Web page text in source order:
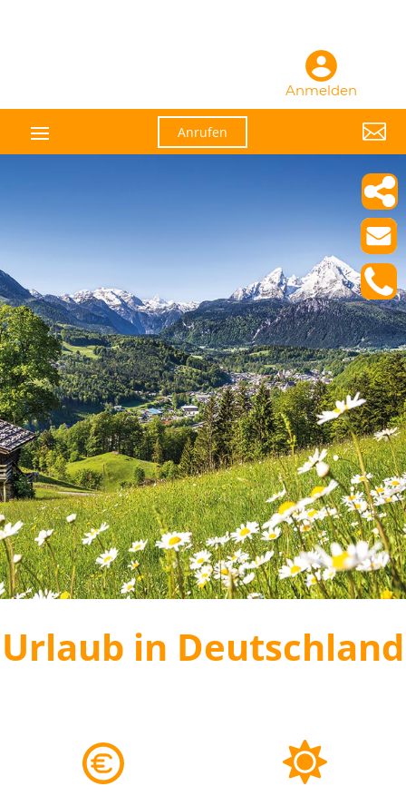
Anmelden
Anrufen 
Urlaub in Deutschland